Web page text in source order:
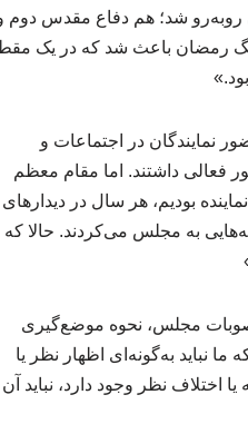
روبه‌رو شد؛ هم دفاع مقدس دوم
رمضان باعث شد که در یک
نمایندگان در اجتماعات و
فعالی داشتند. اما مقام معظم
بودیم، هر سال در دیدارهای
به مجلس می‌کردند. حالا که
مصوبات مجلس، نحوه موضع‌گیری
نباید به‌گونه‌ای اظهار نظر یا
نظر وجود دارد، نباید آن